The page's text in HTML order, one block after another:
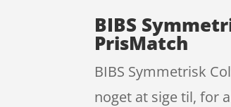
BIBS
PrisMatch
BIBS Symmetrisk
noget at sige til, for